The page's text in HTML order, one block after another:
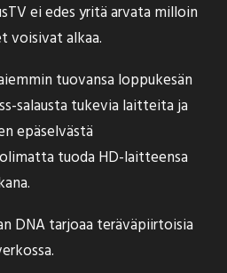
ei edes yritä arvata milloin
voisivat alkaa.
tuovansa loppukesän
salausta tukevia laitteita ja
epäselvästä
tuoda HD-laitteensa
DNA tarjoaa teräväpiirtoisia